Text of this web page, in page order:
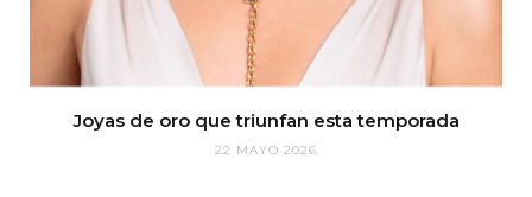
Joyas de oro que triunfan esta temporada
22 MAYO 2026